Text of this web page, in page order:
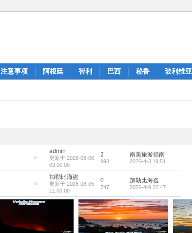
注意事项 阿根廷 智利 巴西 秘鲁 玻利维亚
藏
顶
admin
更新于 2026-08-06
09:00:00
2
998
南美旅游指南
2026-4-3 19:51
藏
置
顶
加勒比海盗
更新于 2026-08-05
11:00:00
0
747
加勒比海盗
2026-4-9 22:47